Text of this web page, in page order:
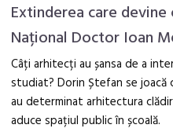
Extinderea care devine
Național Doctor Ioan
Câți arhitecți au șansa de a
studiat? Dorin Ștefan se
au determinat arhitectura
aduce spațiul public în școală.